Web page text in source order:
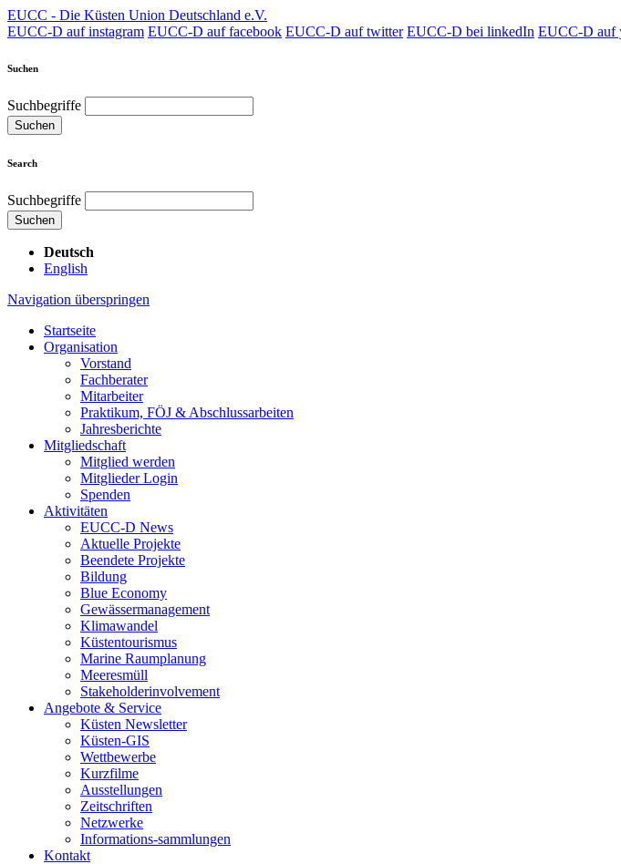
EUCC - Die Küsten Union Deutschland e.V.
EUCC-D auf instagram EUCC-D auf facebook EUCC-D auf twitter EUCC-D bei linkedIn EUCC-D auf
Suchen
Suchbegriffe
Suchen
Search
Suchbegriffe
Suchen
Deutsch
English
Navigation überspringen
Startseite
Organisation
Vorstand
Fachberater
Mitarbeiter
Praktikum, FÖJ & Abschlussarbeiten
Jahresberichte
Mitgliedschaft
Mitglied werden
Mitglieder Login
Spenden
Aktivitäten
EUCC-D News
Aktuelle Projekte
Beendete Projekte
Bildung
Blue Economy
Gewässermanagement
Klimawandel
Küstentourismus
Marine Raumplanung
Meeresmüll
Stakeholderinvolvement
Angebote & Service
Küsten Newsletter
Küsten-GIS
Wettbewerbe
Kurzfilme
Ausstellungen
Zeitschriften
Netzwerke
Informations-sammlungen
Kontakt